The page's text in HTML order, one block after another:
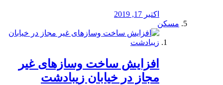
اکتبر 17, 2019
مسکن
افزایش ساخت وسازهای غیر
مجاز در خیابان زیبادشت